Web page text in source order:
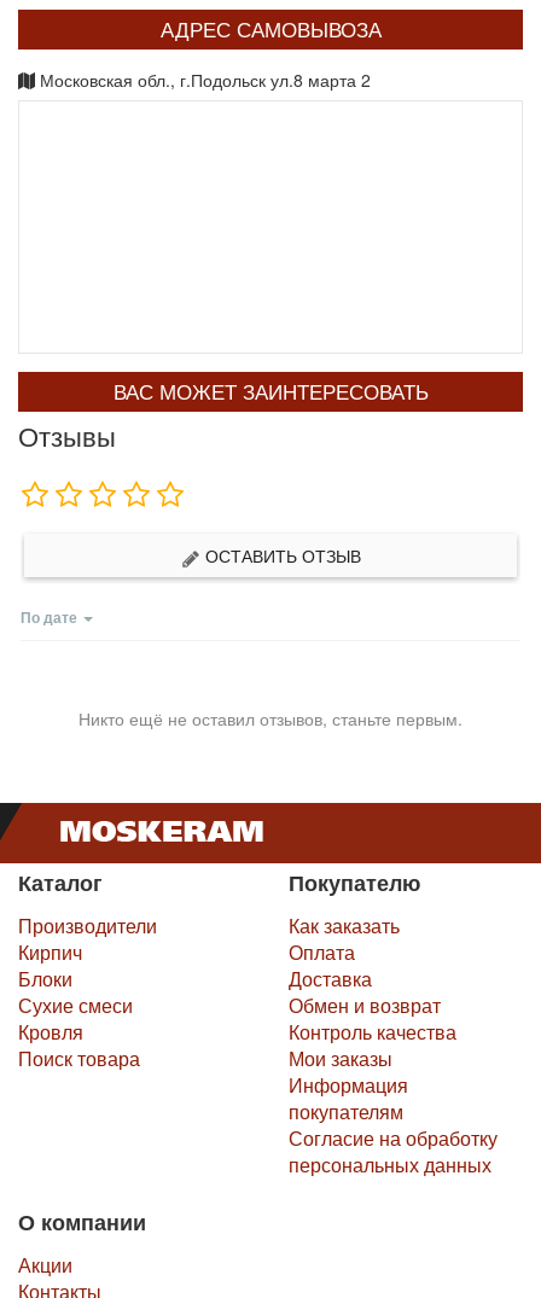
АДРЕС САМОВЫВОЗА
Московская обл., г.Подольск ул.8 марта 2
ВАС МОЖЕТ ЗАИНТЕРЕСОВАТЬ
Отзывы
ОСТАВИТЬ ОТЗЫВ
По дате
Никто ещё не оставил отзывов, станьте первым.
Каталог
Производители
Кирпич
Блоки
Сухие смеси
Кровля
Поиск товара
Покупателю
Как заказать
Оплата
Доставка
Обмен и возврат
Контроль качества
Мои заказы
Информация
покупателям
Согласие на обработку
персональных данных
О компании
Акции
Контакты